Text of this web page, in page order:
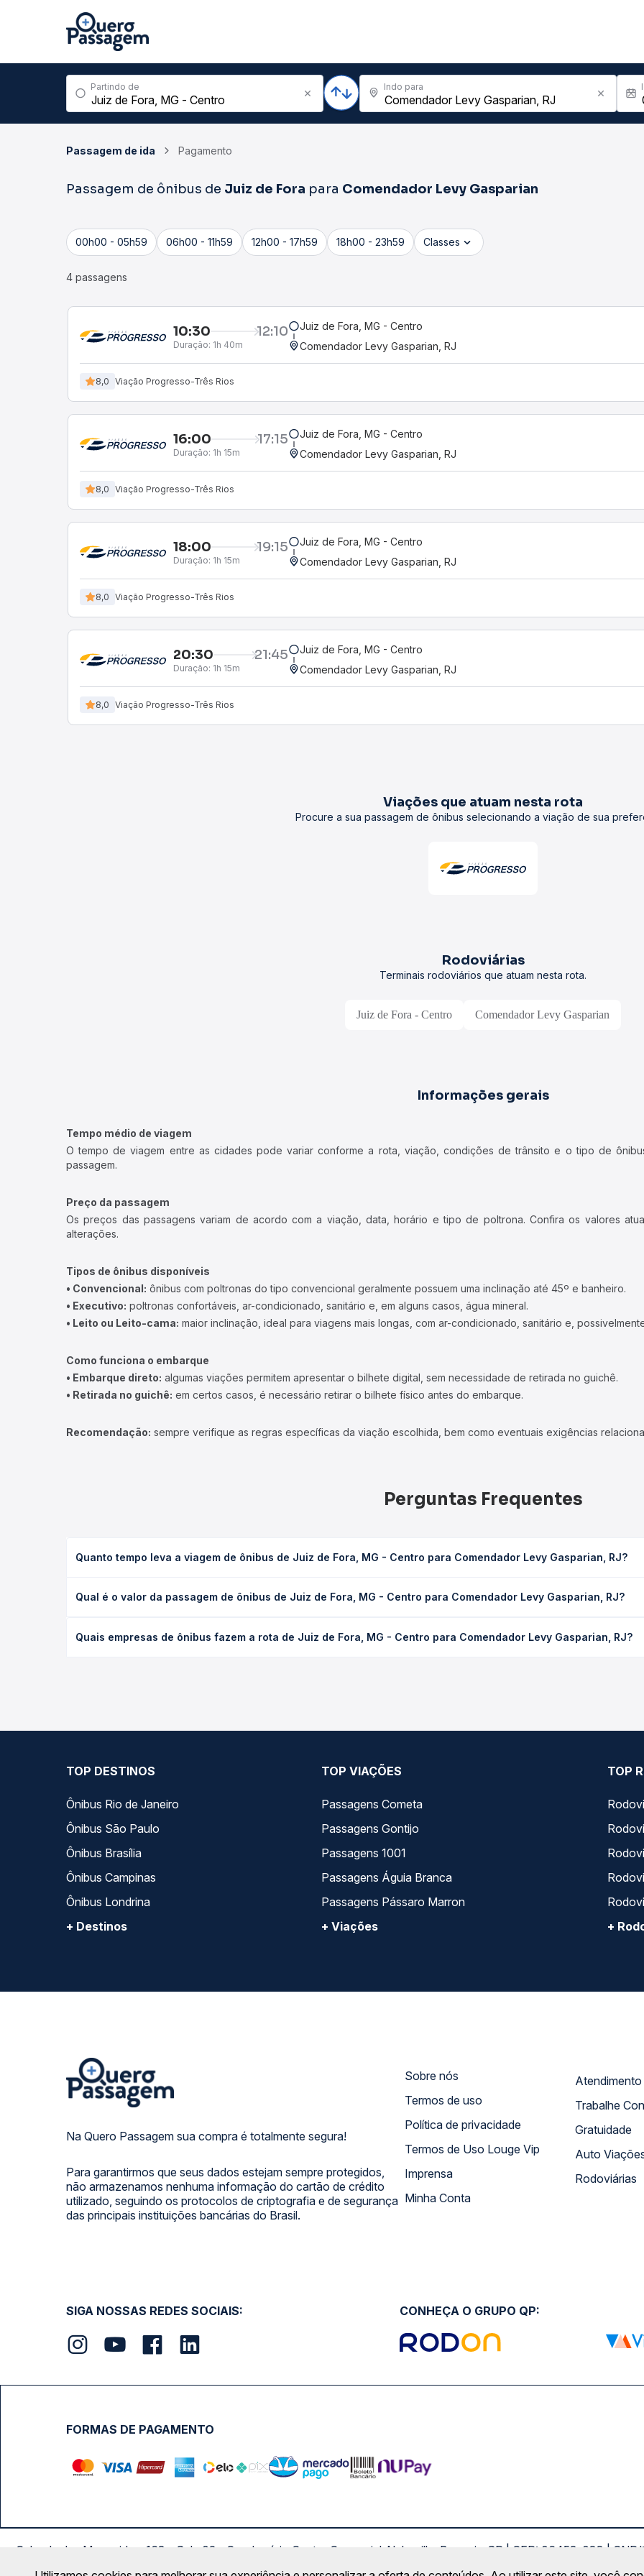
Partindo de Indo para
Passagem de ida Pagamento
Passagem de ônibus de Juiz de Fora para Comendador Levy Gasparian
00h00 - 05h59 06h00 - 11h59 12h00 - 17h59 18h00 - 23h59 Classes
4 passagens
10:30 12:10
Duração: 1h 40m
Juiz de Fora, MG - Centro
Comendador Levy Gasparian, RJ
8,0 Viação Progresso-Três Rios
16:00 17:15
Duração: 1h 15m
Juiz de Fora, MG - Centro
Comendador Levy Gasparian, RJ
8,0 Viação Progresso-Três Rios
18:00 19:15
Duração: 1h 15m
Juiz de Fora, MG - Centro
Comendador Levy Gasparian, RJ
8,0 Viação Progresso-Três Rios
20:30 21:45
Duração: 1h 15m
Juiz de Fora, MG - Centro
Comendador Levy Gasparian, RJ
8,0 Viação Progresso-Três Rios
Viações que atuam nesta rota
Procure a sua passagem de ônibus selecionando a viação de sua
Rodoviárias
Terminais rodoviários que atuam nesta rota.
Juiz de Fora - Centro Comendador Levy Gasparian
Informações gerais
Tempo médio de viagem
O tempo de viagem entre as cidades pode variar conforme a rota, viação, condições de trânsito e o tipo de
passagem.
Preço da passagem
Os preços das passagens variam de acordo com a viação, data, horário e tipo de poltrona. Confira os valores
alterações.
Tipos de ônibus disponíveis
• Convencional: ônibus com poltronas do tipo convencional geralmente possuem uma inclinação até 45º e banheiro.
• Executivo: poltronas confortáveis, ar-condicionado, sanitário e, em alguns casos, água mineral.
• Leito ou Leito-cama: maior inclinação, ideal para viagens mais longas, com ar-condicionado, sanitário e,
Como funciona o embarque
• Embarque direto: algumas viações permitem apresentar o bilhete digital, sem necessidade de retirada no guichê.
• Retirada no guichê: em certos casos, é necessário retirar o bilhete físico antes do embarque.
Recomendação: sempre verifique as regras específicas da viação escolhida, bem como eventuais exigências
Perguntas Frequentes
Quanto tempo leva a viagem de ônibus de Juiz de Fora, MG - Centro para Comendador Levy Gasparian, RJ?
(convencional, executivo ou leito) e as condições de tráfego. Na Quero Passagem você consulta os horários
Qual é o valor da passagem de ônibus de Juiz de Fora, MG - Centro para Comendador Levy Gasparian, RJ?
empresa, o tipo de poltrona e a antecedência da compra. Na Quero Passagem você compara os preços de todas as
Quais empresas de ônibus fazem a rota de Juiz de Fora, MG - Centro para Comendador Levy Gasparian, RJ?
TOP DESTINOS
Ônibus Rio de Janeiro
Ônibus São Paulo
Ônibus Brasília
Ônibus Campinas
Ônibus Londrina
+ Destinos
TOP VIAÇÕES
Passagens Cometa
Passagens Gontijo
Passagens 1001
Passagens Águia Branca
Passagens Pássaro Marron
+ Viações
TOP
+
Na Quero Passagem sua compra é totalmente segura!
Para garantirmos que seus dados estejam sempre protegidos,
não armazenamos nenhuma informação do cartão de crédito
utilizado, seguindo os protocolos de criptografia e de segurança
das principais instituições bancárias do Brasil.
Sobre nós
Termos de uso
Política de privacidade
Termos de Uso Louge Vip
Imprensa
Minha Conta
Trabalhe
Gratuidade
Auto
Rodoviárias
SIGA NOSSAS REDES SOCIAIS: CONHEÇA O GRUPO QP:
FORMAS DE PAGAMENTO
Calçada das Margaridas, 163 - Sala 02 - Condomínio Centro Comercial Alphaville, Barueri - SP | CEP: 06453-038 |
Copyright 2026 © QueroPassagem.com.br